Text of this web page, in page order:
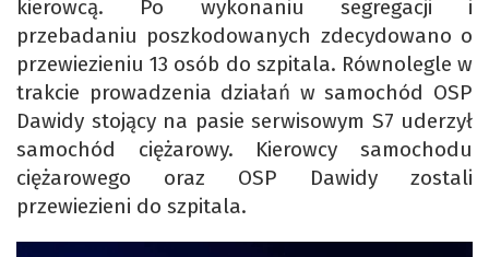
kierowcą. Po wykonaniu segregacji i
przebadaniu poszkodowanych zdecydowano o
przewiezieniu 13 osób do szpitala. Równolegle w
trakcie prowadzenia działań w samochód OSP
Dawidy stojący na pasie serwisowym S7 uderzył
samochód ciężarowy. Kierowcy samochodu
ciężarowego oraz OSP Dawidy zostali
przewiezieni do szpitala.